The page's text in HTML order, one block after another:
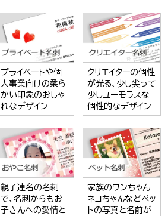
プライベートや個
人事業向けの柔ら
かい印象のおしゃ
れなデザイン
クリエイターの個性
が光る、少し尖って
少しユーモラスな
個性的なデザイン
親子連名の名刺
で、名刺からもお
子さんへの愛情と
家族のワンちゃん
ネコちゃんなどペッ
トの写真と名前が